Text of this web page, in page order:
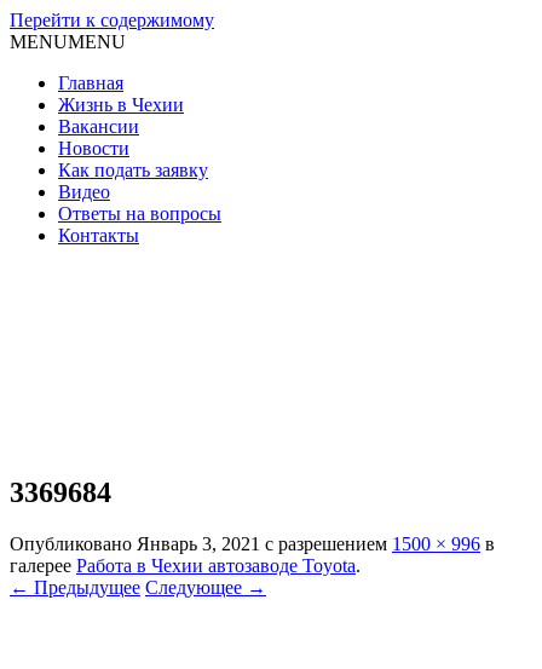
Перейти к содержимому
MENUMENU
Главная
Жизнь в Чехии
Вакансии
Новости
Как подать заявку
Видео
Ответы на вопросы
Контакты
3369684
Опубликовано Январь 3, 2021 с разрешением 1500 × 996 в
галерее Работа в Чехии автозаводе Toyota.
← Предыдущее Следующее →